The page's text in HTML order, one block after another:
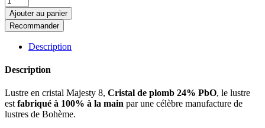
Ajouter au panier
Recommander
Description
Description
Lustre en cristal Majesty 8, Cristal de plomb 24% PbO, le lustre
est fabriqué à 100% à la main par une célèbre manufacture de
lustres de Bohème.